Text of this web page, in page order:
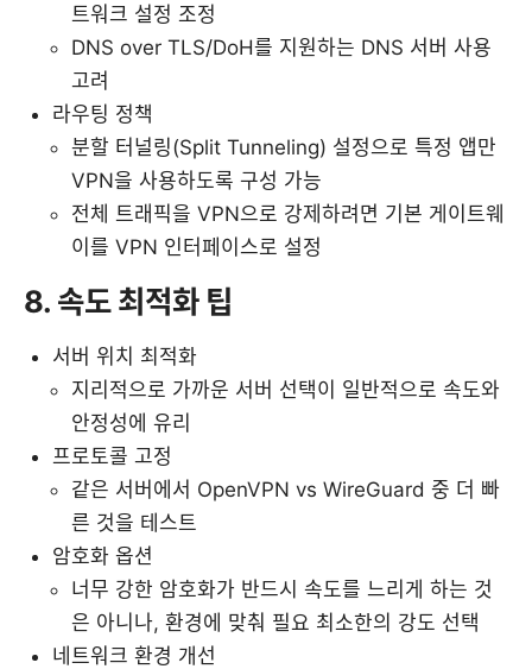
트워크 설정 조정
DNS over TLS/DoH를 지원하는 DNS 서버 사용
고려
라우팅 정책
분할 터널링(Split Tunneling) 설정으로 특정 앱만
VPN을 사용하도록 구성 가능
전체 트래픽을 VPN으로 강제하려면 기본 게이트웨
이를 VPN 인터페이스로 설정
8. 속도 최적화 팁
서버 위치 최적화
지리적으로 가까운 서버 선택이 일반적으로 속도와
안정성에 유리
프로토콜 고정
같은 서버에서 OpenVPN vs WireGuard 중 더 빠
른 것을 테스트
암호화 옵션
너무 강한 암호화가 반드시 속도를 느리게 하는 것
은 아니나, 환경에 맞춰 필요 최소한의 강도 선택
네트워크 환경 개선